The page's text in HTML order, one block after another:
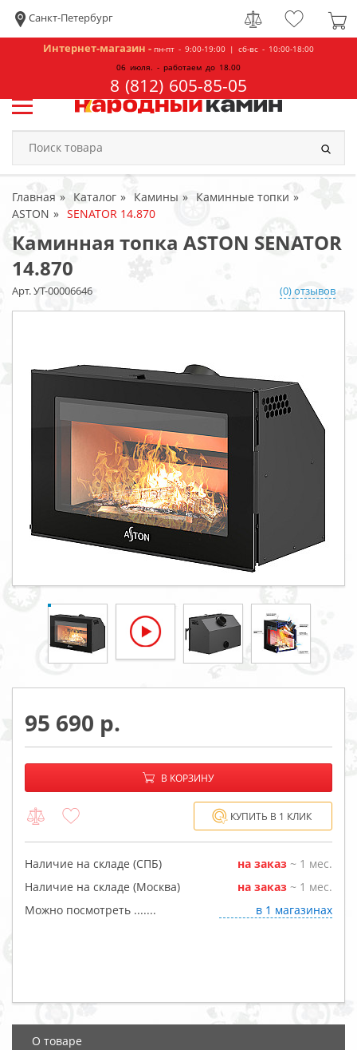
Санкт-Петербург
Интернет-магазин - пн-пт - 9:00-19:00 | сб-вс - 10:00-18:00
06 июля. - работаем до 18.00
8 (812) 605-85-05
Главная Каталог Камины
Каминные топки
ASTON
SENATOR 14.870
Каминная топка ASTON SENATOR
14.870
Арт. УТ-00006646 (0) отзывов
95 690
−
В КОРЗИНУ
КУПИТЬ В 1 КЛИК
Наличие на складе (СПБ) на заказ ~ 1 мес.
Наличие на складе (Москва)
на заказ ~ 1 мес.
Можно посмотреть .......
в 1 магазинах
О товаре